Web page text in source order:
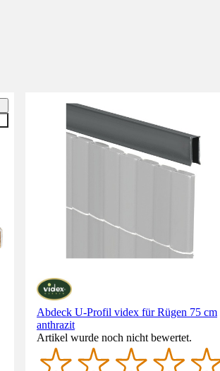
Abdeck U-Profil videx für Rügen 75 cm
anthrazit
Artikel wurde noch nicht bewertet.